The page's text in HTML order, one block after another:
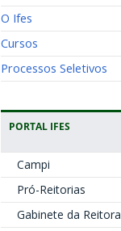
O Ifes
Cursos
Processos Seletivos
PORTAL IFES
Campi
Pró-Reitorias
Gabinete da Reitora